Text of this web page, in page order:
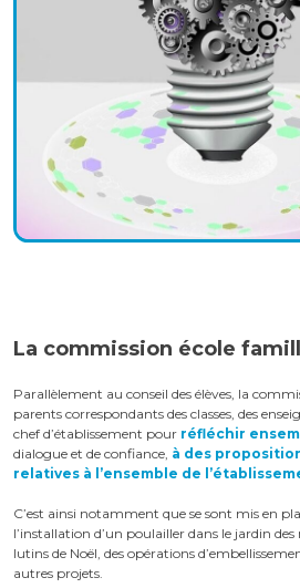
La commission école
Parallèlement au conseil des élèves, la
parents correspondants des classes, des
chef d’établissement pour réfléchir
dialogue et de confiance, à des
relatives à l’ensemble de
C’est ainsi notamment que se sont mis en
l’installation d’un poulailler dans le jardin
lutins de Noël, des opérations
autres projets.